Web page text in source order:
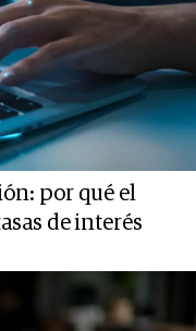
por qué el
de interés